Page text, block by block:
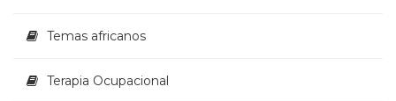
Temas africanos
Terapia Ocupacional